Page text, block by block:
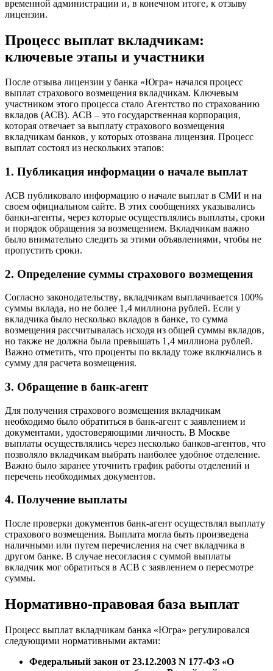
временной администрации и‚ в конечном итоге‚ к отзыву
лицензии.
Процесс выплат вкладчикам:
ключевые этапы и участники
После отзыва лицензии у банка «Югра» начался процесс
выплат страхового возмещения вкладчикам. Ключевым
участником этого процесса стало Агентство по страхованию
вкладов (АСВ). АСВ – это государственная корпорация‚
которая отвечает за выплату страхового возмещения
вкладчикам банков‚ у которых отозвана лицензия. Процесс
выплат состоял из нескольких этапов:
1. Публикация информации о начале выплат
АСВ публиковало информацию о начале выплат в СМИ и на
своем официальном сайте. В этих сообщениях указывались
банки-агенты‚ через которые осуществлялись выплаты‚ сроки
и порядок обращения за возмещением. Вкладчикам важно
было внимательно следить за этими объявлениями‚ чтобы не
пропустить сроки.
2. Определение суммы страхового возмещения
Согласно законодательству‚ вкладчикам выплачивается 100%
суммы вклада‚ но не более 1‚4 миллиона рублей. Если у
вкладчика было несколько вкладов в банке‚ то сумма
возмещения рассчитывалась исходя из общей суммы вкладов‚
но также не должна была превышать 1‚4 миллиона рублей.
Важно отметить‚ что проценты по вкладу тоже включались в
сумму для расчета возмещения.
3. Обращение в банк-агент
Для получения страхового возмещения вкладчикам
необходимо было обратиться в банк-агент с заявлением и
документами‚ удостоверяющими личность. В Москве
выплаты осуществлялись через несколько банков-агентов‚ что
позволяло вкладчикам выбрать наиболее удобное отделение.
Важно было заранее уточнить график работы отделений и
перечень необходимых документов.
4. Получение выплаты
После проверки документов банк-агент осуществлял выплату
страхового возмещения. Выплата могла быть произведена
наличными или путем перечисления на счет вкладчика в
другом банке. В случае несогласия с суммой выплаты
вкладчик мог обратиться в АСВ с заявлением о пересмотре
суммы.
Нормативно-правовая база выплат
Процесс выплат вкладчикам банка «Югра» регулировался
следующими нормативными актами:
Федеральный закон от 23.12.2003 N 177-ФЗ «О